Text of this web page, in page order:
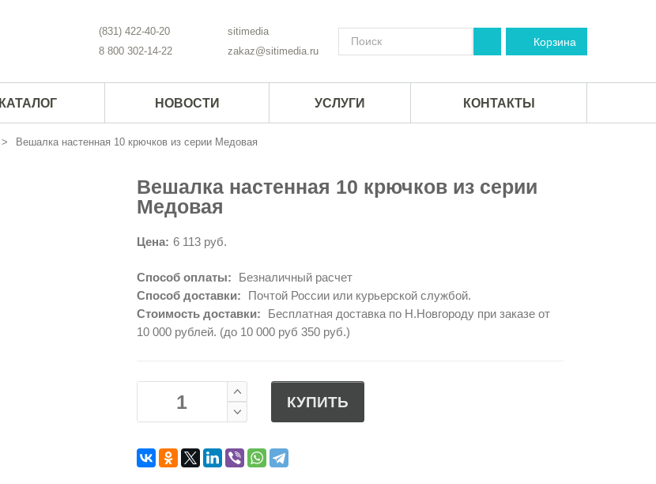
Корзина
sitimedia
zakaz@sitimedia.ru
(831) 422-40-20
8 800 302-14-22
КАТАЛОГ НОВОСТИ УСЛУГИ КОНТАКТЫ
Вешалка настенная 10 крючков из серии Медовая
Вешалка настенная 10 крючков из серии
Медовая
Цена: 6 113 руб.
Способ оплаты:
Безналичный расчет
Способ доставки:
Почтой России или курьерской службой.
Стоимость доставки:
Бесплатная доставка по Н.Новгороду при заказе от
10 000 рублей. (до 10 000 руб 350 руб.)
КУПИТЬ